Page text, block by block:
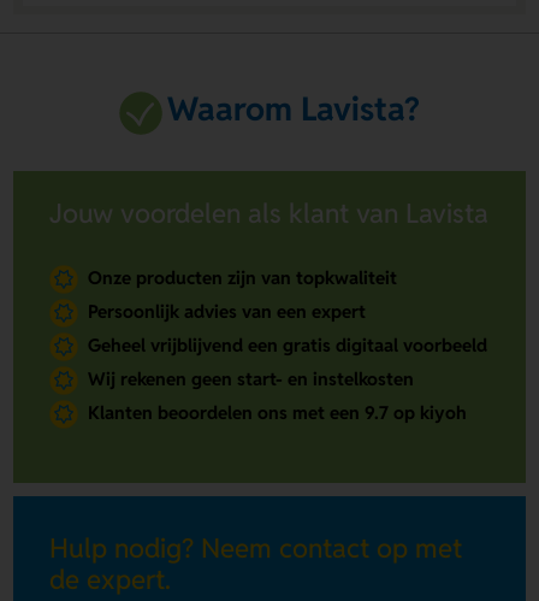
Waarom Lavista?
Jouw voordelen als klant van Lavista
Onze producten zijn van topkwaliteit
Persoonlijk advies van een expert
Geheel vrijblijvend een gratis digitaal voorbeeld
Wij rekenen geen start- en instelkosten
Klanten beoordelen ons met een 9.7 op kiyoh
Hulp nodig? Neem contact op met
de expert.